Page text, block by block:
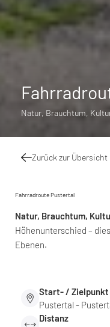
Natur, Brauchtum,
Zurück zur Übersicht
Fahrradroute Pustertal
Natur, Brauchtum,
Höhenunterschied –
Ebenen.
Start- / Zielpunkt
Pustertal -
Distanz